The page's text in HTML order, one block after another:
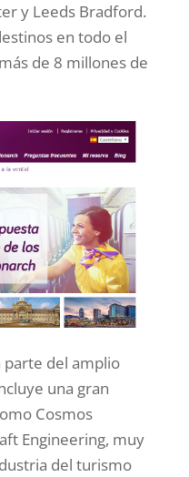
y Leeds Bradford.
en todo el
de 8 millones de
del amplio
una gran
Cosmos
Engineering, muy
del turismo